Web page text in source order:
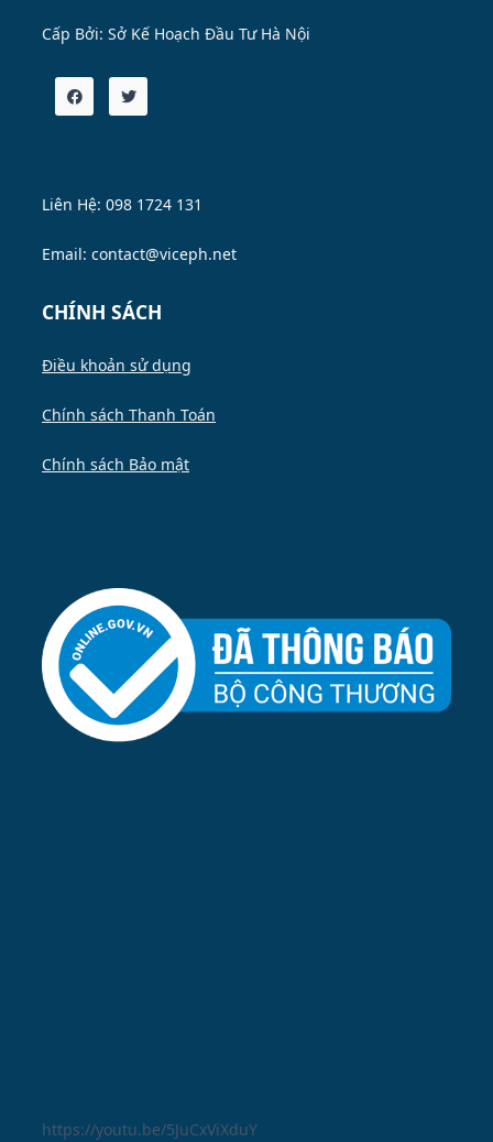
Cấp Bởi: Sở Kế Hoạch Đầu Tư Hà Nội
Liên Hệ: 098 1724 131
Email: contact@viceph.net
CHÍNH SÁCH
Điều khoản sử dụng
Chính sách Thanh Toán
Chính sách Bảo mật
https://youtu.be/5JuCxViXduY